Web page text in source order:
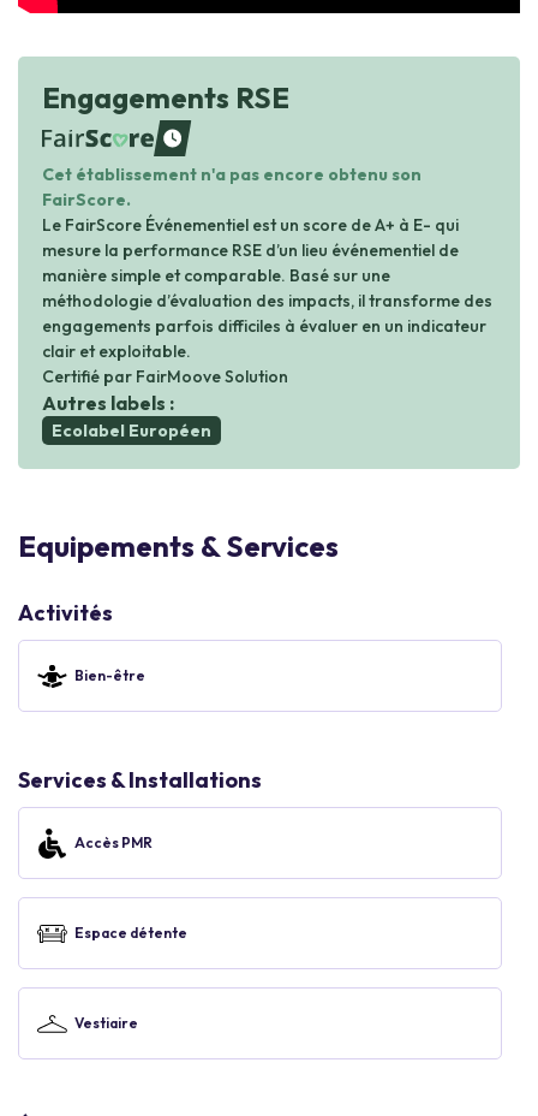
Engagements RSE
waiting
Cet établissement n'a pas encore obtenu son
FairScore.
Le FairScore Événementiel est un score de A+ à E- qui
mesure la performance RSE d’un lieu événementiel de
manière simple et comparable. Basé sur une
méthodologie d’évaluation des impacts, il transforme des
engagements parfois difficiles à évaluer en un indicateur
clair et exploitable.
Certifié par FairMoove Solution
Autres labels :
Ecolabel Européen
Equipements & Services
Activités
Bien-être
Services & Installations
Accès PMR
Espace détente
Vestiaire